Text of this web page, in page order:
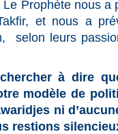
Prophète nous a
et nous a
selon leurs
à dire
modèle de
ni
restions